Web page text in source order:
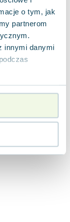
o tym, jak
partnerom
innymi danymi